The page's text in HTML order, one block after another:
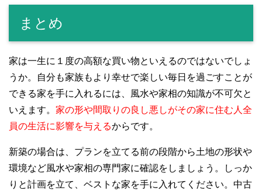
まとめ
家は一生に１度の高額な買い物といえるのではないでしょ
うか。自分も家族もより幸せで楽しい毎日を過ごすことが
できる家を手に入れるには、風水や家相の知識が不可欠と
いえます。 家の形や間取りの良し悪しがその家に住む人全
員の生活に影響を与えるからです。
新築の場合は、プランを立てる前の段階から土地の形状や
環境など風水や家相の専門家に確認をしましょう。しっか
りと計画を立て、ベストな家を手に入れてください。中古